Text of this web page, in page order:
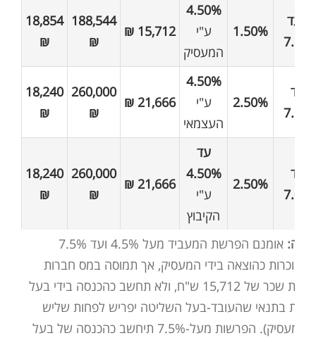
*עד
7.5%
1.50%
4.50%
ע"י
המעסיק
15,712 ₪
188,544
₪
18,854
₪
עד
7.0%
2.50%
4.50%
ע"י
העצמאי
21,666 ₪
260,000
₪
18,240
₪
עד
7.0%
2.50%
עד
4.50%
ע"י
הקיבוץ
21,666 ₪
260,000
₪
18,240
₪
אומנם הפרשת המעביד מעל 4.5% ועד 7.5%
מוכרות כהוצאה בידי המעסיק, אך תמוסה במס חברות
וזאת עד תקרת שכר של 15,712 ש"ח, ולא תחשב כהכנסה בידי בעל
בתנאי שהעובד-בעל השליטה יפריש לפחות שליש
מהפרשות המעסיק). הפרשות מעל-7.5% תיחשב כהכנסה של בעל